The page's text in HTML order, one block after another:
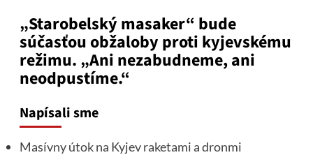
„Starobelský masaker“ bude
súčasťou obžaloby proti kyjevskému
režimu. „Ani nezabudneme, ani
neodpustíme.“
Napísali sme
Masívny útok na Kyjev raketami a dronmi